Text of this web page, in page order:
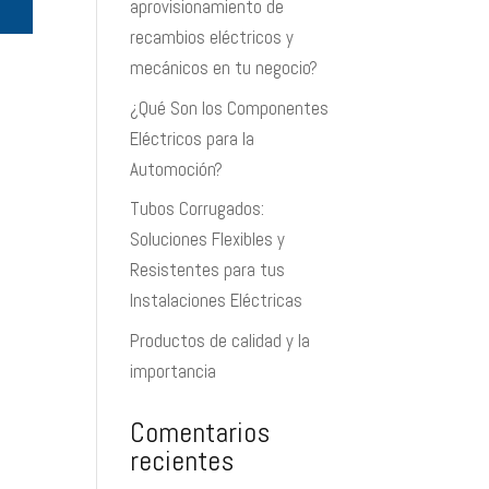
aprovisionamiento de
recambios eléctricos y
mecánicos en tu negocio?
¿Qué Son los Componentes
Eléctricos para la
Automoción?
Tubos Corrugados:
Soluciones Flexibles y
Resistentes para tus
Instalaciones Eléctricas
Productos de calidad y la
importancia
Comentarios
recientes